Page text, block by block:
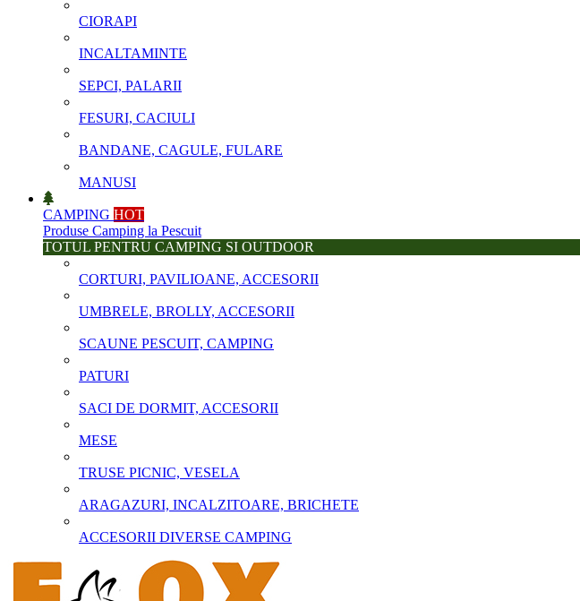
CIORAPI
INCALTAMINTE
SEPCI, PALARII
FESURI, CACIULI
BANDANE, CAGULE, FULARE
MANUSI
CAMPING HOT
Produse Camping la Pescuit
TOTUL PENTRU CAMPING SI OUTDOOR
CORTURI, PAVILIOANE, ACCESORII
UMBRELE, BROLLY, ACCESORII
SCAUNE PESCUIT, CAMPING
PATURI
SACI DE DORMIT, ACCESORII
MESE
TRUSE PICNIC, VESELA
ARAGAZURI, INCALZITOARE, BRICHETE
ACCESORII DIVERSE CAMPING